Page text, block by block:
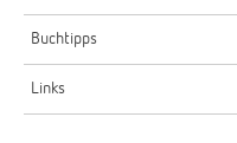
Buchtipps
Links